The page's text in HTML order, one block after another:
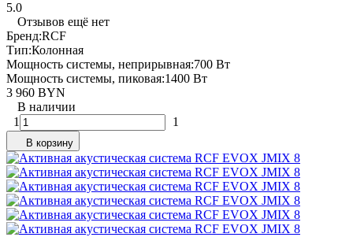
5.0
Отзывов ещё нет
Бренд:RCF
Тип:Колонная
Мощность системы, неприрывная:700 Вт
Мощность системы, пиковая:1400 Вт
3 960 BYN
В наличии
1
1
В корзину